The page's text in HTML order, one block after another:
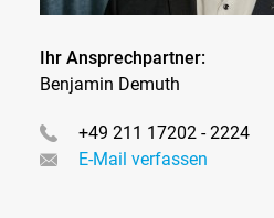
Ihr Ansprechpartner:
Benjamin Demuth
+49 211 17202 - 2224
E-Mail verfassen